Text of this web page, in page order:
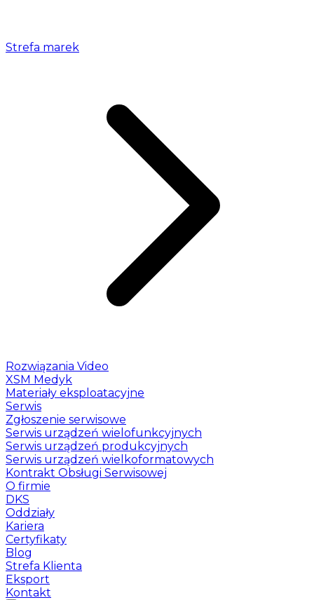
Strefa marek
Rozwiązania Video
XSM Medyk
Materiały eksploatacyjne
Serwis
Zgłoszenie serwisowe
Serwis urządzeń wielofunkcyjnych
Serwis urządzeń produkcyjnych
Serwis urządzeń wielkoformatowych
Kontrakt Obsługi Serwisowej
O firmie
DKS
Oddziały
Kariera
Certyfikaty
Blog
Strefa Klienta
Eksport
Kontakt